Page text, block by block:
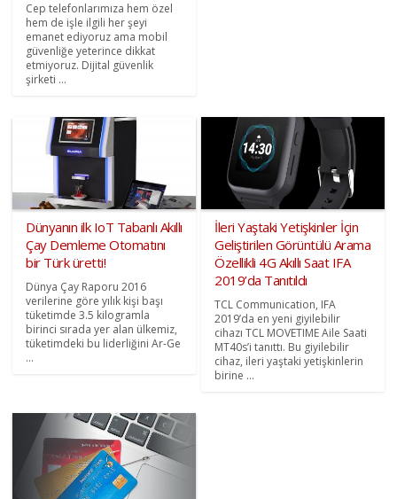
Cep telefonlarımıza hem özel
hem de işle ilgili her şeyi
emanet ediyoruz ama mobil
güvenliğe yeterince dikkat
etmiyoruz. Dijital güvenlik
şirketi ...
Dünyanın ilk IoT Tabanlı Akıllı
Çay Demleme Otomatını
bir Türk üretti!
Dünya Çay Raporu 2016
verilerine göre yılık kişi başı
tüketimde 3.5 kilogramla
birinci sırada yer alan ülkemiz,
tüketimdeki bu liderliğini Ar-Ge
...
İleri Yaştaki Yetişkinler İçin
Geliştirilen Görüntülü Arama
Özellikli 4G Akıllı Saat IFA
2019’da Tanıtıldı
TCL Communication, IFA
2019’da en yeni giyilebilir
cihazı TCL MOVETIME Aile Saati
MT40s’i tanıttı. Bu giyilebilir
cihaz, ileri yaştaki yetişkinlerin
birine ...